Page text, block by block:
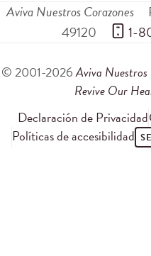
Aviva Nuestros Corazones
49120
1-
© 2001-2026Aviva Nuestros
Revive Our
Declaración de Privacidad
Políticas de accesibilidad